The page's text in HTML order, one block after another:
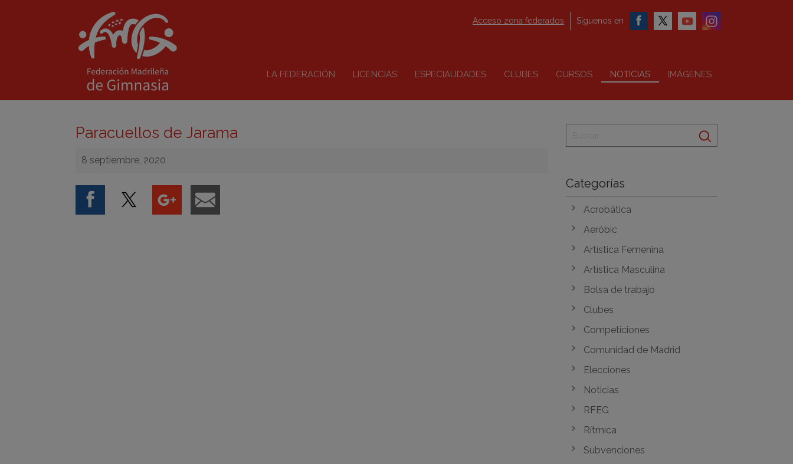
LA FEDERACIÓN LICENCIAS ESPECIALIDADES CLUBES CURSOS NOTICIAS IMÁGENES
Acceso zona federados Síguenos en
Paracuellos de Jarama
8 septiembre, 2020
Categorías
Acrobática
Aeróbic
Artística Femenina
Artística Masculina
Bolsa de trabajo
Clubes
Competiciones
Comunidad de Madrid
Elecciones
Noticias
RFEG
Rítmica
Subvenciones